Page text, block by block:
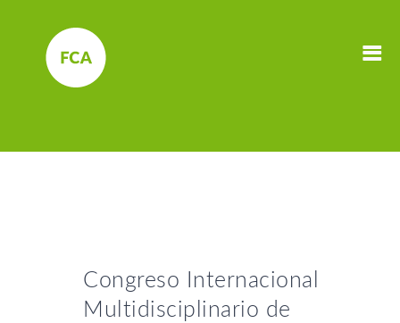
Congreso Internacional
Multidisciplinario de